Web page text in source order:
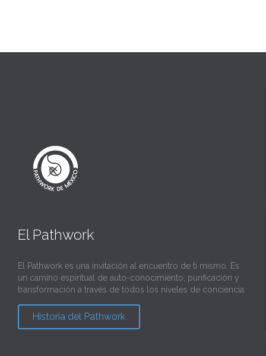
El Pathwork
El Pathwork es una invitación al encuentro de ti mismo. Es
un camino espiritual de auto-conocimiento, purificación y
transformación a través de todos los niveles de conciencia.
Historia del Pathwork